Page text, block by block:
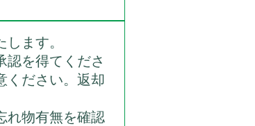
ます。
認を得てくださ
ください。返却
れ物有無を確認